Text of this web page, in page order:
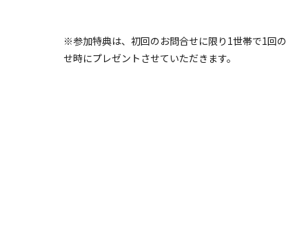
※参加特典は、初回のお問合せに限り1世帯で1回
せ時にプレゼントさせていただきます。